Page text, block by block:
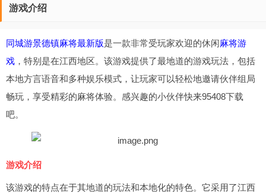
游戏介绍
同城游景德镇麻将最新版是一款非常受玩家欢迎的休闲麻将游
戏 ，特别是在江西地区。该游戏提供了最地道的游戏玩法，包括
本地方言语音和多种娱乐模式，让玩家可以轻松地邀请伙伴组局
畅玩，享受精彩的麻将体验。感兴趣的小伙伴快来95408下载
吧。
游戏介绍
该游戏的特点在于其地道的玩法和本地化的特色。它采用了江西